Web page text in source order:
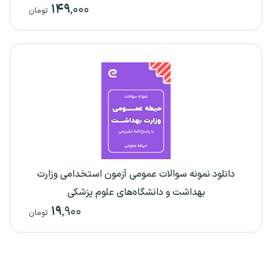
۱۴۹,۰۰۰ تومان
دانلود نمونه سوالات عمومی آزمون استخدامی وزارت
بهداشت و دانشگاه‌های علوم پزشکی
۱۹,۹۰۰ تومان